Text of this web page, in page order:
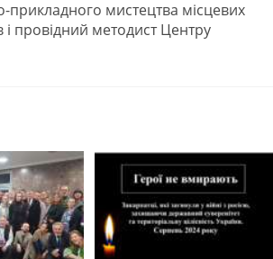
прикладного мистецтва місцевих
провідний методист Центру